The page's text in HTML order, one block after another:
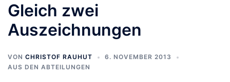
Gleich zwei
Auszeichnungen
VON CHRISTOF RAUHUT
6. NOVEMBER 2013
AUS DEN ABTEILUNGEN